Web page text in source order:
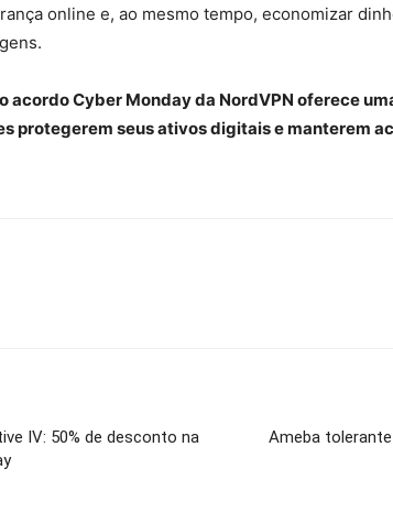
online e, ao mesmo tempo, economizar
acordo Cyber ​​Monday da NordVPN oferece
protegerem seus ativos digitais e manterem
IV: 50% de desconto na
Ameba